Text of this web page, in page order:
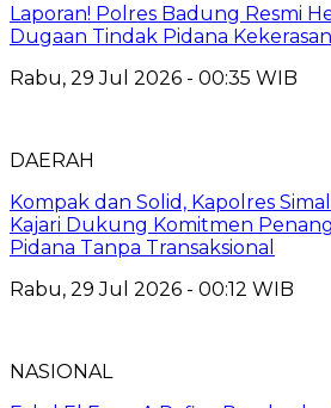
Laporan! Polres Badung Resmi
Dugaan Tindak Pidana Kekerasan
Rabu, 29 Jul 2026 - 00:35 WIB
DAERAH
Kompak dan Solid, Kapolres
Kajari Dukung Komitmen
Pidana Tanpa Transaksional
Rabu, 29 Jul 2026 - 00:12 WIB
NASIONAL